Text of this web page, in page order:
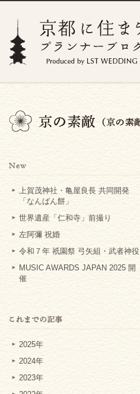
上賀茂神社・亀屋良長 共同開発
「なんばん餅」
世界遺産「仁和寺」前撮り
左阿彌 祝婚
令和７年 祇園祭 弓矢組・武者神役
MUSIC AWARDS JAPAN 2025 開
催
2025年
2024年
2023年